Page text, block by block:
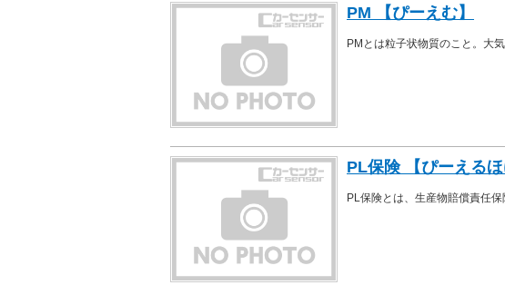
PM 【ぴーえむ】
PMとは粒子状物質のこと。大
PL保険 【ぴーえるほ
PL保険とは、生産物賠償責任保